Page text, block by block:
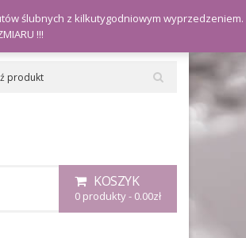
Moje konto
KOSZYK
0 produkty- 0.00zł
ślubnych z kilkutygodniowym wyprzedzeniem.
!!!